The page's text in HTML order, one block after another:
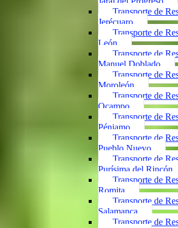
Transporte de
Jerécuaro
Transporte de
León
Transporte de
Manuel Doblado
Transporte de
Moroleón
Transporte de
Ocampo
Transporte de
Pénjamo
Transporte de
Pueblo Nuevo
Transporte de
Purísima del Rincón
Transporte de
Romita
Transporte de
Salamanca
Transporte de